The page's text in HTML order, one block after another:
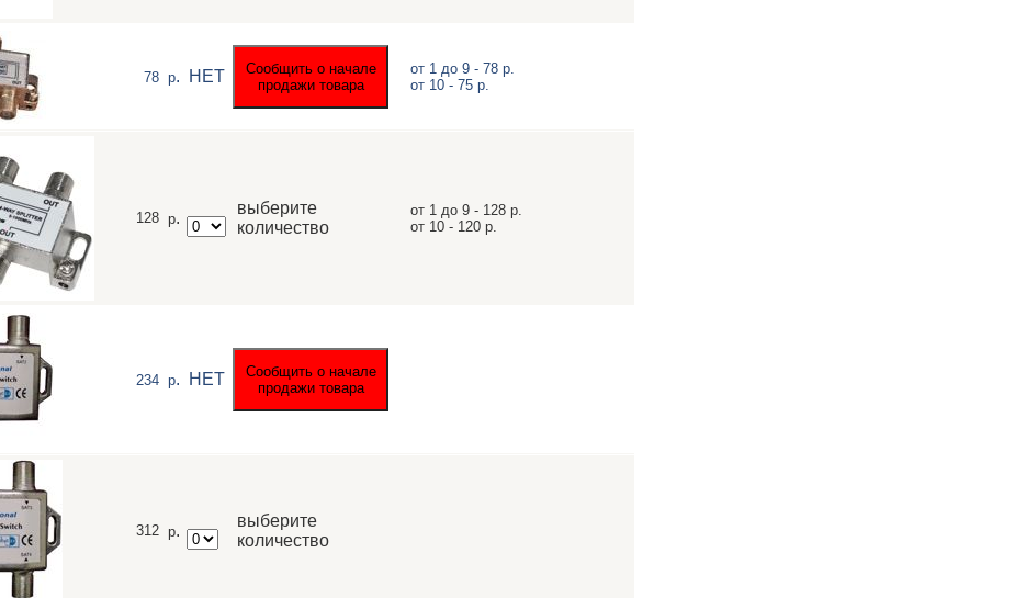
78 р. НЕТ
от 1 до 9 - 78 р.
от 10 - 75 р.
128 р.
выберите
количество
от 1 до 9 - 128 р.
от 10 - 120 р.
234 р. НЕТ
312 р.
выберите
количество